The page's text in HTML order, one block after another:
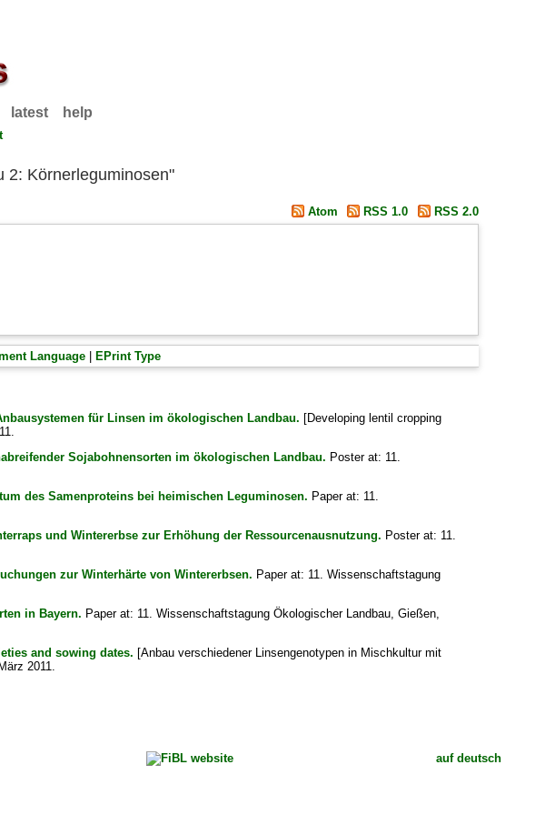
latest help
2: Körnerleguminosen"
Atom RSS 1.0 RSS 2.0
Language EPrint Type
für Linsen im ökologischen Landbau. [Developing lentil cropping
Sojabohnensorten im ökologischen Landbau. Poster at: 11.
des Samenproteins bei heimischen Leguminosen. Paper at: 11.
und Wintererbse zur Erhöhung der Ressourcenausnutzung. Poster at: 11.
zur Winterhärte von Wintererbsen. Paper at: 11. Wissenschaftstagung
in Bayern. Paper at: 11. Wissenschaftstagung Ökologischer Landbau, Gießen,
and sowing dates. [Anbau verschiedener Linsengenotypen in Mischkultur mit
2011.
auf deutsch